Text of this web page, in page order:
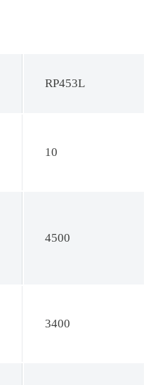
RP453L
10
4500
3400